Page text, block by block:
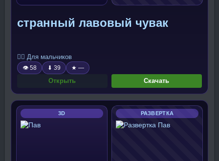
странный лавовый чувак
🧍‍♂️ Для мальчиков
👁 58 ⬇ 39 ★ —
Открыть Скачать
3D РАЗВЕРТКА